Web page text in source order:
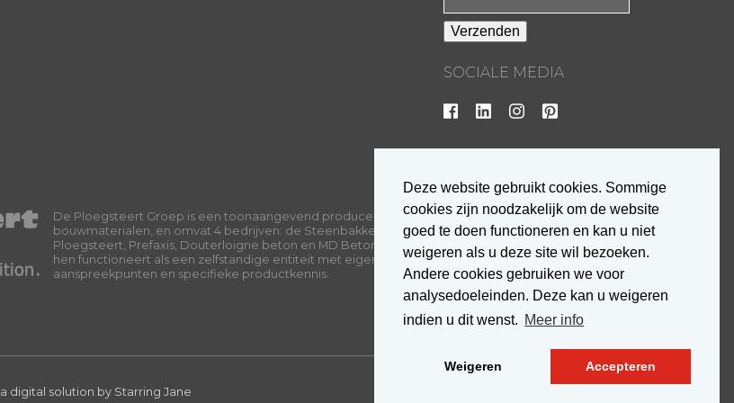
Deze website gebruikt cookies. Sommige
cookies zijn noodzakelijk om de website
goed te doen functioneren en kan u niet
weigeren als u deze site wil bezoeken.
Andere cookies gebruiken we voor
analysedoeleinden. Deze kan u weigeren
indien u dit wenst. Meer info
Weigeren Accepteren
SOCIALE MEDIA
De Ploegsteert Groep is een toonaangevend producent van
bouwmaterialen, en omvat 4 bedrijven: de Steenbakkerijen van
Ploegsteert, Prefaxis, Douterloigne beton en MD Beton. Elk van
hen functioneert als een zelfstandige entiteit met eigen
aanspreekpunten en specifieke productkennis.
a digital solution by Starring Jane